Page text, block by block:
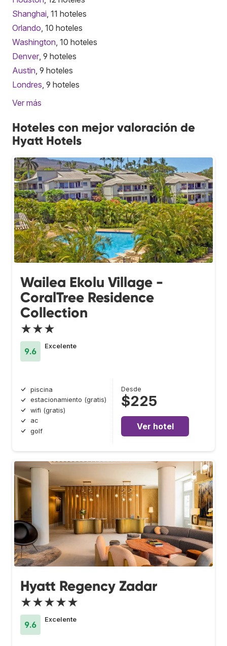
Shanghai , 11 hoteles
Orlando , 10 hoteles
Washington , 10 hoteles
Denver , 9 hoteles
Austin , 9 hoteles
Londres , 9 hoteles
Ver más
Hoteles con mejor valoración de
Hyatt Hotels
Wailea Ekolu Village -
CoralTree Residence
Collection
★★★
9.6
Excelente
piscina
estacionamiento (gratis)
wifi (gratis)
ac
golf
Desde
$225
Ver hotel
Hyatt Regency Zadar
★★★★★
9.6
Excelente